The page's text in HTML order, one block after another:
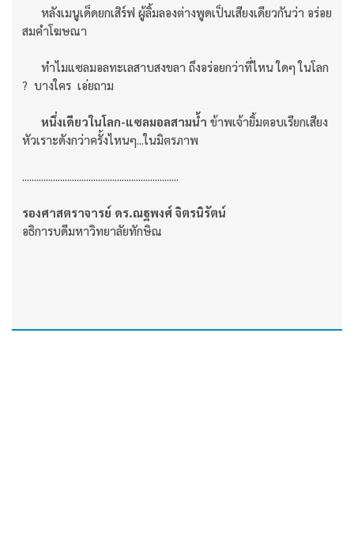
หลังเมนูเด็ดยกเสิร์ฟ ผู้ลิ้มลองต่างพูดเป็นเสียงเดียวกันว่า อร่อย
สมคำโฆษณา
ทำไมแซลมอลทะเลสาบสงขลา ถึงอร่อยกว่าที่ไหน ใดๆ ในโลก
? บางใคร เอ่ยถาม
หนึ่งเดียวในโลก-แซลมอลสามน้ำ ข้าพเจ้ายิ้มตอบเรียกเสียง
หัวเราะดังกว่าครั้งไหนๆ...ในมิตรภาพ
..................................................................
รองศาสตราจารย์ ดร.ณฐพงศ์ จิตรนิรัตน์
อธิการบดีมหาวิทยาลัยทักษิณ